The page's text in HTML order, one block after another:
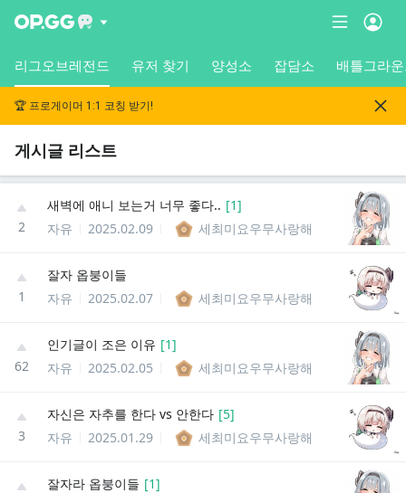
리그오브레전드 유저 찾기 양성소 잡담소 배틀그라
🏆 프로게이머 1:1 코칭 받기!
게시글 리스트
2
새벽에 애니 보는거 너무 좋다.. [1]
자유
2025.02.09 세최미요우무사랑해
1
잘자 옵붕이들
자유
2025.02.07 세최미요우무사랑해
62
인기글이 조은 이유 [1]
자유
2025.02.05 세최미요우무사랑해
3
자신은 자추를 한다 vs 안한다 [5]
자유
2025.01.29 세최미요우무사랑해
잘자라 옵붕이들 [1]